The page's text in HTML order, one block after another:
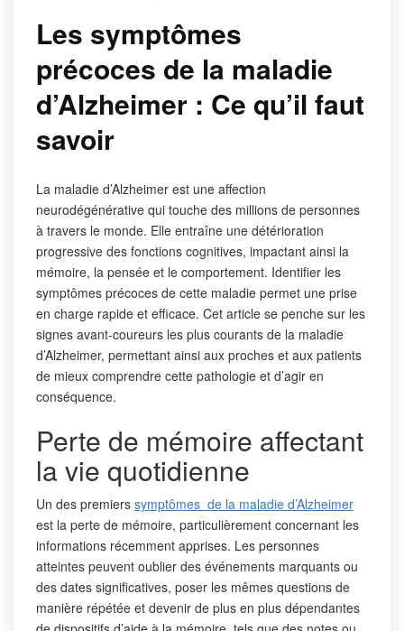
Les symptômes
précoces de la maladie
d’Alzheimer : Ce qu’il faut
savoir
La maladie d’Alzheimer est une affection
neurodégénérative qui touche des millions de personnes
à travers le monde. Elle entraîne une détérioration
progressive des fonctions cognitives, impactant ainsi la
mémoire, la pensée et le comportement. Identifier les
symptômes précoces de cette maladie permet une prise
en charge rapide et efficace. Cet article se penche sur les
signes avant-coureurs les plus courants de la maladie
d’Alzheimer, permettant ainsi aux proches et aux patients
de mieux comprendre cette pathologie et d’agir en
conséquence.
Perte de mémoire affectant
la vie quotidienne
Un des premiers symptômes de la maladie d’Alzheimer
est la perte de mémoire, particulièrement concernant les
informations récemment apprises. Les personnes
atteintes peuvent oublier des événements marquants ou
des dates significatives, poser les mêmes questions de
manière répétée et devenir de plus en plus dépendantes